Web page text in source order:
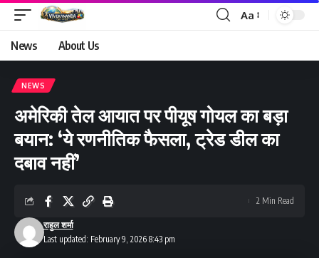
Font
Aa
News About Us
NEWS
अमेरिकी तेल आयात पर पीयूष गोयल का बड़ा
बयान: ‘ये रणनीतिक फैसला, ट्रेड डील का
दबाव नहीं’
Last updated: February 9, 2026 8:43 pm
राहुल शर्मा
2 Min Read